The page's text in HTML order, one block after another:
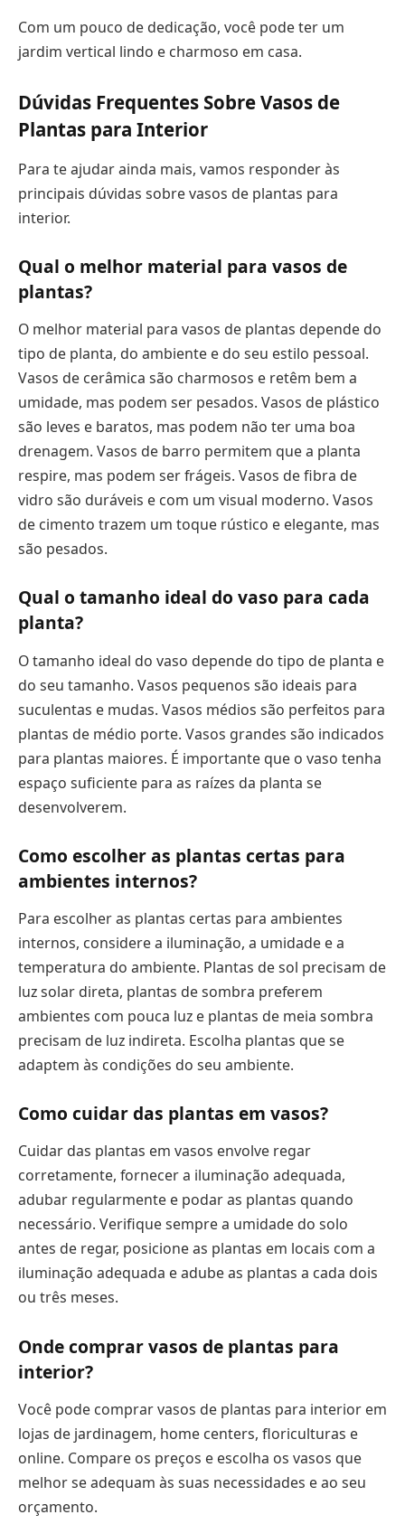
Com um pouco de dedicação, você pode ter um
jardim vertical lindo e charmoso em casa.
Dúvidas Frequentes Sobre Vasos de
Plantas para Interior
Para te ajudar ainda mais, vamos responder às
principais dúvidas sobre vasos de plantas para
interior.
Qual o melhor material para vasos de
plantas?
O melhor material para vasos de plantas depende do
tipo de planta, do ambiente e do seu estilo pessoal.
Vasos de cerâmica são charmosos e retêm bem a
umidade, mas podem ser pesados. Vasos de plástico
são leves e baratos, mas podem não ter uma boa
drenagem. Vasos de barro permitem que a planta
respire, mas podem ser frágeis. Vasos de fibra de
vidro são duráveis e com um visual moderno. Vasos
de cimento trazem um toque rústico e elegante, mas
são pesados.
Qual o tamanho ideal do vaso para cada
planta?
O tamanho ideal do vaso depende do tipo de planta e
do seu tamanho. Vasos pequenos são ideais para
suculentas e mudas. Vasos médios são perfeitos para
plantas de médio porte. Vasos grandes são indicados
para plantas maiores. É importante que o vaso tenha
espaço suficiente para as raízes da planta se
desenvolverem.
Como escolher as plantas certas para
ambientes internos?
Para escolher as plantas certas para ambientes
internos, considere a iluminação, a umidade e a
temperatura do ambiente. Plantas de sol precisam de
luz solar direta, plantas de sombra preferem
ambientes com pouca luz e plantas de meia sombra
precisam de luz indireta. Escolha plantas que se
adaptem às condições do seu ambiente.
Como cuidar das plantas em vasos?
Cuidar das plantas em vasos envolve regar
corretamente, fornecer a iluminação adequada,
adubar regularmente e podar as plantas quando
necessário. Verifique sempre a umidade do solo
antes de regar, posicione as plantas em locais com a
iluminação adequada e adube as plantas a cada dois
ou três meses.
Onde comprar vasos de plantas para
interior?
Você pode comprar vasos de plantas para interior em
lojas de jardinagem, home centers, floriculturas e
online. Compare os preços e escolha os vasos que
melhor se adequam às suas necessidades e ao seu
orçamento.